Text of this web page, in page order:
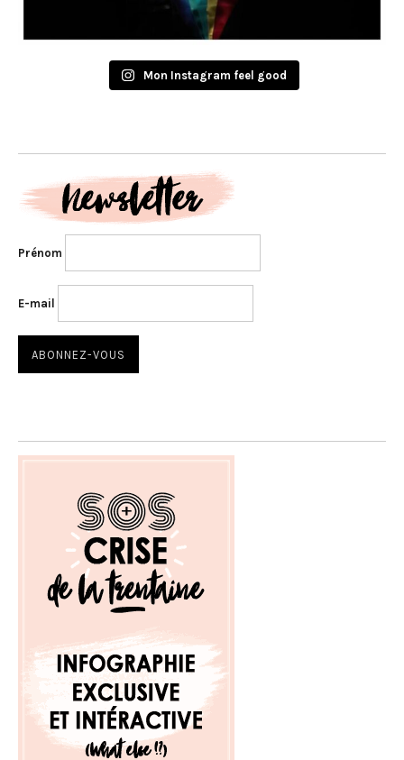
Mon Instagram feel good
Prénom
E-mail